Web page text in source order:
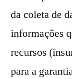
da coleta de
informações
recursos
para a